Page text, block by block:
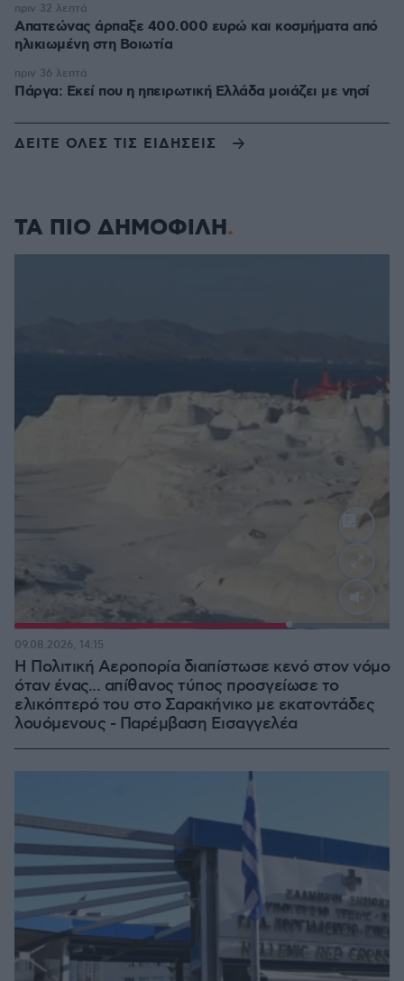
Απατεώνας άρπαξε 400.000 ευρώ και κοσμήματα από
ηλικιωμένη στη Βοιωτία
πριν 32 λεπτά
Πάργα: Εκεί που η ηπειρωτική Ελλάδα μοιάζει με νησί
πριν 36 λεπτά
ΔΕΙΤΕ ΟΛΕΣ ΤΙΣ ΕΙΔΗΣΕΙΣ
ΤΑ ΠΙΟ ΔΗΜΟΦΙΛΗ
Loaded:
Η Πολιτική Αεροπορία διαπίστωσε κενό στον νόμο
όταν ένας... απίθανος τύπος προσγείωσε το
ελικόπτερό του στο Σαρακήνικο με εκατοντάδες
λουόμενους - Παρέμβαση Εισαγγελέα
09.08.2026, 14:15